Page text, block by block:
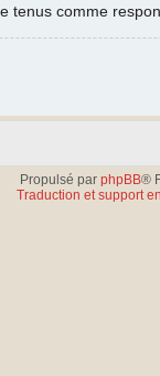
comme
Propulsé par phpBB®
Traduction et support